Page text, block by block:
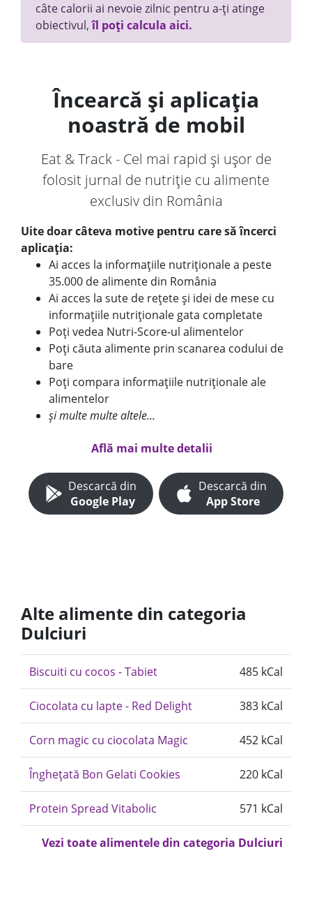
câte calorii ai nevoie zilnic pentru a-ți atinge
obiectivul,îl poți calcula aici.
Încearcă și aplicația
noastră de mobil
Eat & Track - Cel mai rapid și ușor de
folosit jurnal de nutriție cu alimente
exclusiv din România
Uite doar câteva motive pentru care să încerci
aplicația:
Ai acces la informațiile nutriționale a peste
35.000 de alimente din România
Ai acces la sute de rețete și idei de mese cu
informațiile nutriționale gata completate
Poți vedea Nutri-Score-ul alimentelor
Poți căuta alimente prin scanarea codului de
bare
Poți compara informațiile nutriționale ale
alimentelor
și multe multe altele...
Află mai multe detalii
Descarcă din
Google Play
Descarcă din
App Store
Alte alimente din categoria
Dulciuri
Biscuiti cu cocos - Tabiet 485 kCal
Ciocolata cu lapte - Red Delight 383 kCal
Corn magic cu ciocolata Magic 452 kCal
Înghețată Bon Gelati Cookies 220 kCal
Protein Spread Vitabolic 571 kCal
Vezi toate alimentele din categoria Dulciuri